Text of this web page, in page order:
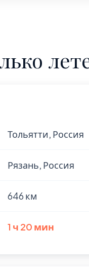
Тольятти, Россия
Рязань, Россия
646 км
1 ч 20 мин